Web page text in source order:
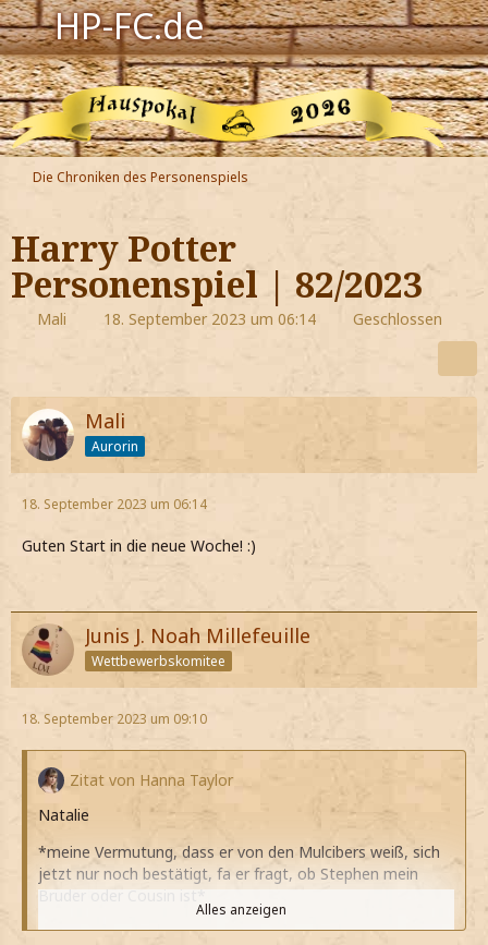
HP-FC.de
Navigation
Harry Potter
Der HP-FC
Hogwarts
Zauberwelt
Willkommen
Jetzt Fanclub-Mitglied werden!
Die Chroniken des Personenspiels
Harry Potter
Personenspiel | 82/2023
Mali 18. September 2023 um 06:14 Geschlossen
Mali
Aurorin
18. September 2023 um 06:14
Guten Start in die neue Woche! :)
Junis J. Noah Millefeuille
Wettbewerbskomitee
18. September 2023 um 09:10
Zitat von Hanna Taylor
Natalie
*meine Vermutung, dass er von den Mulcibers weiß, sich
jetzt nur noch bestätigt, fa er fragt, ob Stephen mein
Bruder oder Cousin ist*
Mein Bruder
Alles anzeigen